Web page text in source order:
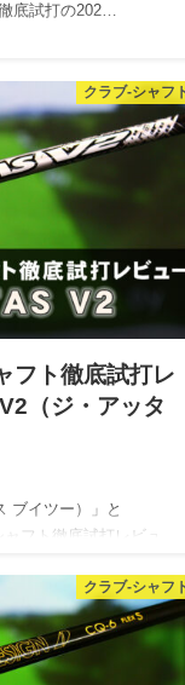
底試打の202…
クラブ-シャフ
フト徹底試打レ
（ジ・アッタ
ブイツー）」と
フト徹底試打レビュ…
クラブ-シャフ